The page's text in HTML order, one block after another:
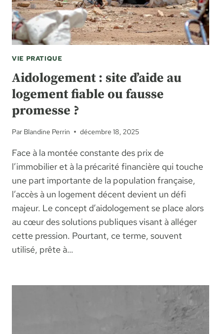
VIE PRATIQUE
Aidologement : site d’aide au
logement fiable ou fausse
promesse ?
Par Blandine Perrin décembre 18, 2025
Face à la montée constante des prix de
l’immobilier et à la précarité financière qui touche
une part importante de la population française,
l’accès à un logement décent devient un défi
majeur. Le concept d’aidologement se place alors
au cœur des solutions publiques visant à alléger
cette pression. Pourtant, ce terme, souvent
utilisé, prête à…